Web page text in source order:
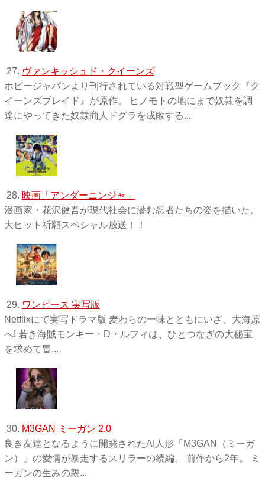
27. ヴァンキッシュド・クイーンズ
ホビージャパンより刊行されている対戦型ゲームブック『ク
イーンズブレイド』が原作。 ヒノモトの地にまで奴隷を調
達にやってきた奴隷商人ドグラを成敗する...
28. 映画「アンダーニンジャ」
漫画家・花沢健吾が現代社会に潜む忍者たちの姿を描いた。
大ヒット祈願スペシャル放送！！
29. ワンピース 実写版
Netflixにて実写ドラマ版 麦わらの一味とともにいざ、大海原
へ! 若き海賊モンキー・D・ルフィは、ひとつなぎの大秘宝
を求めて冒...
30. M3GAN ミーガン 2.0
良き友達となるように開発されたAI人形「M3GAN（ミーガ
ン）」の愛情が暴走するスリラーの続編。 前作から2年。 ミ
ーガンの生みの親...